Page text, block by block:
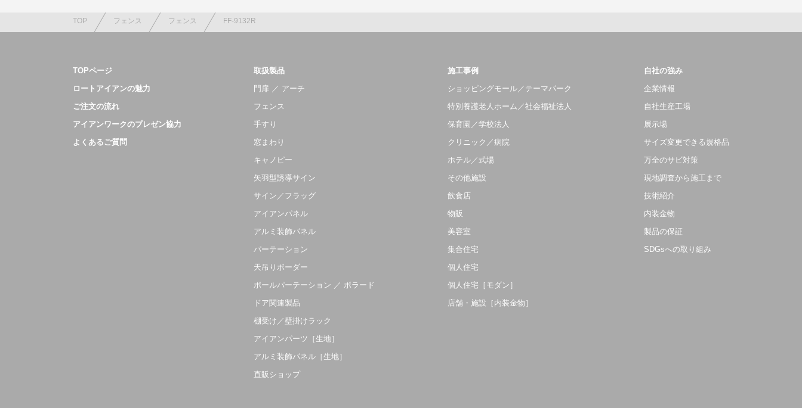
TOP フェンス フェンス FF-9132R
TOPページ
ロートアイアンの魅力
ご注文の流れ
アイアンワークのプレゼン協力
よくあるご質問
取扱製品
門扉 ／ アーチ
フェンス
手すり
窓まわり
キャノピー
矢羽型誘導サイン
サイン／フラッグ
アイアンパネル
アルミ装飾パネル
パーテーション
天吊りボーダー
ポールパーテーション ／ ボラード
ドア関連製品
棚受け／壁掛けラック
アイアンパーツ［生地］
アルミ装飾パネル［生地］
直販ショップ
施工事例
ショッピングモール／テーマパーク
特別養護老人ホーム／社会福祉法人
保育園／学校法人
クリニック／病院
ホテル／式場
その他施設
飲食店
物販
美容室
集合住宅
個人住宅
個人住宅［モダン］
店舗・施設［内装金物］
自社の強み
企業情報
自社生産工場
展示場
サイズ変更できる規格品
万全のサビ対策
現地調査から施工まで
技術紹介
内装金物
製品の保証
SDGsへの取り組み